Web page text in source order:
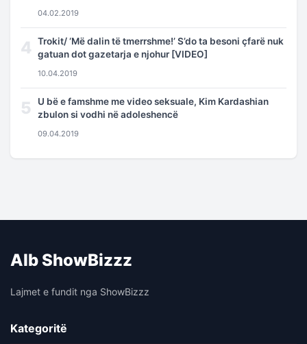
04.02.2019
4
Trokit/ ‘Më dalin të tmerrshme!’ S’do ta besoni çfarë nuk
gatuan dot gazetarja e njohur [VIDEO]
10.04.2019
5
U bë e famshme me video seksuale, Kim Kardashian
zbulon si vodhi në adoleshencë
09.04.2019
Alb ShowBizzz
Lajmet e fundit nga ShowBizzz
Kategoritë